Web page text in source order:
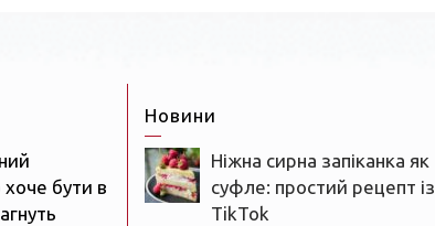
хоче бути в
Новини
Ніжна сирна запіканка як
суфле: простий рецепт із
TikTok